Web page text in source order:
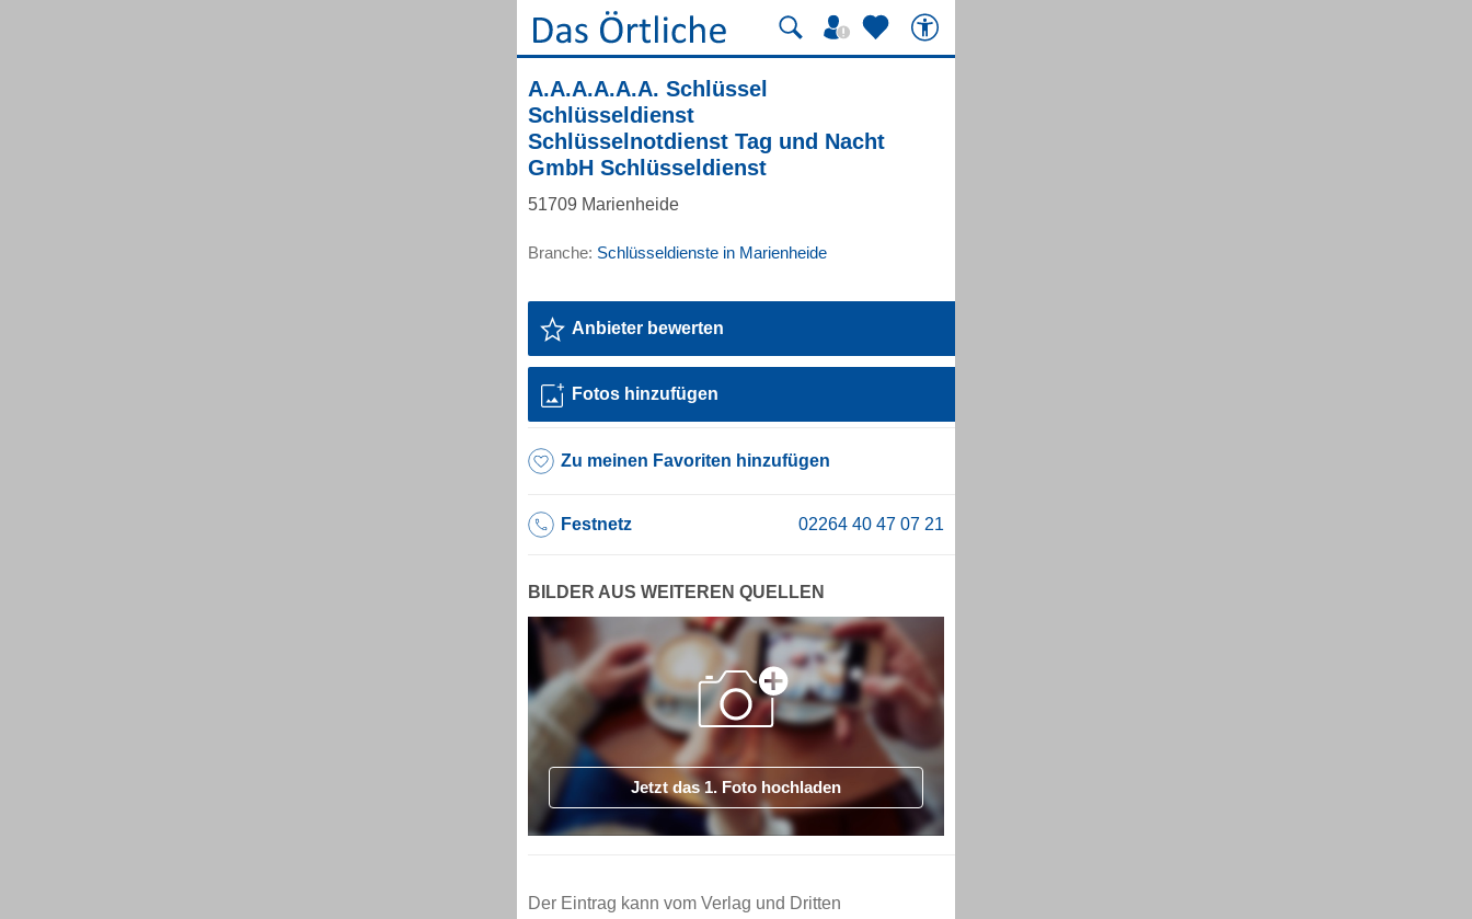
A.A.A.A.A.A. Schlüssel
Schlüsseldienst
Schlüsselnotdienst Tag und Nacht
GmbH Schlüsseldienst
51709 Marienheide
Branche: Schlüsseldienste in Marienheide
Anbieter bewerten
Fotos hinzufügen
Zu meinen Favoriten hinzufügen
Festnetz
BILDER AUS WEITEREN QUELLEN
Jetzt das 1. Foto hochladen
Der Eintrag kann vom Verlag und Dritten